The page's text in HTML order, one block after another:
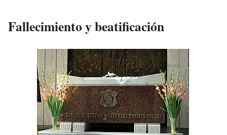
Fallecimiento y beatificación